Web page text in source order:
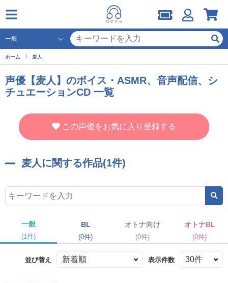
ホーム 麦人
声優【麦人】のボイス・ASMR、音声配信、シ
チュエーションCD 一覧
この声優をお気に入り登録する
麦人に関する作品(1件)
一般
(1件)
BL
(0件)
オトナ向け
(0件)
オトナBL
(0件)
並び替え 表示件数